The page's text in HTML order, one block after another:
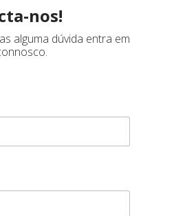
nos!
alguma dúvida entra em